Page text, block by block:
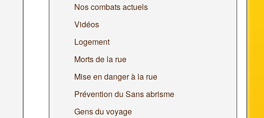
Nos combats actuels
Vidéos
Logement
Morts de la rue
Mise en danger à la rue
Prévention du Sans abrisme
Gens du voyage